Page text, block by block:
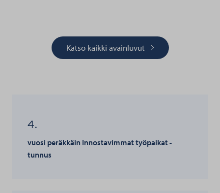
Katso kaikki avainluvut
4.
vuosi peräkkäin Innostavimmat työpaikat -
tunnus